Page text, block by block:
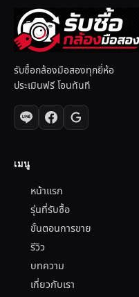
รับซื้อกล้องมือสองทุกยี่ห้อ
ประเมินฟรี โอนทันที
เมนู
หน้าแรก
รุ่นที่รับซื้อ
ขั้นตอนการขาย
รีวิว
บทความ
เกี่ยวกับเรา